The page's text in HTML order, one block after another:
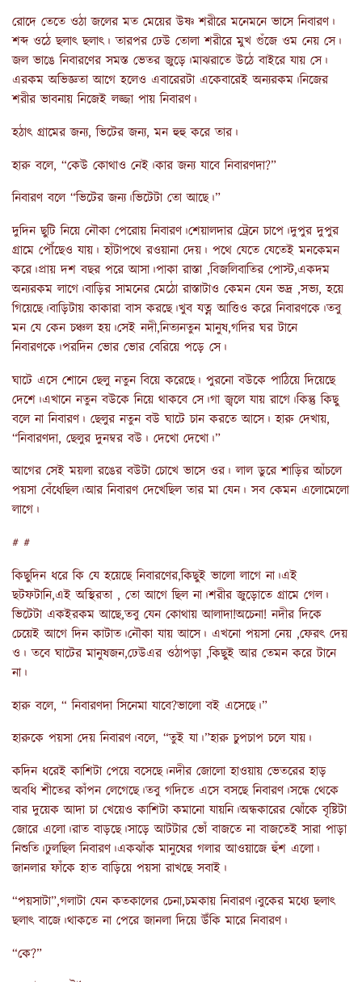
রোদে তেতে ওঠা জলের মত মেয়ের উষ্ণ শরীরে মনেমনে ভাসে নিবারণ।
শব্দ ওঠে ছলাৎ ছলাৎ। তারপর ঢেউ তোলা শরীরে মুখ গুঁজে ওম নেয় সে।
জল ভাঙে নিবারণের সমস্ত ভেতর জুড়ে।মাঝরাতে উঠে বাইরে যায় সে।
এরকম অভিজ্ঞতা আগে হলেও এবারেরটা একেবারেই অন্যরকম।নিজের
শরীর ভাবনায় নিজেই লজ্জা পায় নিবারণ।
হঠাৎ গ্রামের জন্য, ভিটের জন্য,‌ মন হুহু করে তার।
হারু বলে, “কেউ কোথাও নেই।কার জন্য যাবে নিবারণদা?”
নিবারণ বলে “ভিটের জন্য।ভিটেটা তো আছে।”
দুদিন ছুটি নিয়ে নৌকা পেরোয় নিবারণ।শেয়ালদার ট্রেনে চাপে।দুপুর দুপুর
গ্রামে পৌঁছেও যায়। হাঁটাপথে রওয়ানা দেয়। পথে যেতে যেতেই মনকেমন
করে।প্রায় দশ বছর পরে আসা।পাকা রাস্তা ,বিজলিবাতির পোস্ট,একদম
অন্যরকম লাগে।বাড়ির সামনের মেঠো রাস্তাটাও কেমন যেন ভদ্র ,সভ্য, হয়ে
গিয়েছে।বাড়িটায় কাকারা বাস করছে।খুব যত্ন আত্তিও করে নিবারণকে।তবু
মন যে কেন চঞ্চল হয়।সেই নদী,নিত্যনতুন মানুষ,গদির ঘর টানে
নিবারণকে।পরদিন ভোর ভোর বেরিয়ে পড়ে সে।
ঘাটে এসে শোনে ছেলু নতুন বিয়ে করেছে। পুরনো বউকে পাঠিয়ে দিয়েছে
দেশে।এখানে নতুন বউকে নিয়ে থাকবে সে।গা জ্বলে যায় রাগে।কিন্তু কিছু
বলে না নিবারণ। ছেলুর নতুন বউ ঘাটে চান করতে আসে। হারু দেখায়,
“নিবারণদা, ছেলুর দুনম্বর বউ। দেখো দেখো।”
আগের সেই ময়লা রঙের বউটা চোখে ভাসে ওর। লাল ডুরে শাড়ির আঁচলে
পয়সা বেঁধেছিল।আর নিবারণ দেখেছিল তার মা যেন। সব কেমন এলোমেলো
লাগে।
# #
কিছুদিন ধরে কি যে হয়েছে নিবারণের,কিছুই ভালো লাগে না।এই
ছটফটানি,এই অস্থিরতা , তো আগে ছিল না।শরীর জুড়োতে গ্রামে গেল।
ভিটেটা একইরকম আছে,তবু যেন কোথায় আলাদা!অচেনা! নদীর দিকে
চেয়েই আগে দিন কাটাত।নৌকা যায় আসে। এখনো পয়সা নেয় ,ফেরৎ দেয়
ও। তবে ঘাটের মানুষজন,ঢেউএর ওঠাপড়া ,কিছুই আর তেমন করে টানে
না।
হারু বলে, “ নিবারণদা সিনেমা যাবে?ভালো বই এসেছে।”
হারুকে পয়সা দেয় নিবারণ।বলে, “তুই যা।”হারু চুপচাপ চলে যায়।
কদিন ধরেই কাশিটা পেয়ে বসেছে।নদীর জোলো হাওয়ায় ভেতরের হাড়
অবধি শীতের কাঁপন লেগেছে।তবু গদিতে এসে বসছে নিবারণ।সন্ধে থেকে
বার দুয়েক আদা চা খেয়েও কাশিটা কমানো যায়নি।অন্ধকারের ঝোঁকে বৃষ্টিটা
জোরে এলো।রাত বাড়ছে।সাড়ে আটটার ভোঁ বাজতে না বাজতেই সারা পাড়া
নিশুতি।ঢুলছিল নিবারণ।একঝাঁক মানুষের গলার আওয়াজে হুঁশ এলো।
জানলার ফাঁকে হাত বাড়িয়ে পয়সা রাখছে সবাই।
“পয়সাটা”,গলাটা যেন কতকালের চেনা,চমকায় নিবারণ।বুকের মধ্যে ছলাৎ
ছলাৎ বাজে।থাকতে না পেরে জানলা দিয়ে উঁকি মারে নিবারণ।
“কে?”